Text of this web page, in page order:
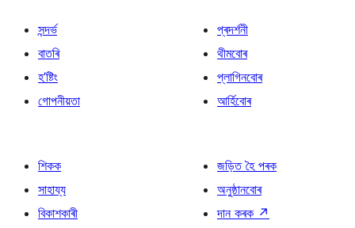
সন্দৰ্ভ
বাতৰি
হ’ষ্টিং
গোপনীয়তা
প্ৰদৰ্শনী
থীমবোৰ
প্লাগিনবোৰ
আৰ্হিবোৰ
শিকক
সাহায্য
বিকাশকাৰী
জড়িত হৈ পৰক
অনুষ্ঠানবোৰ
দান কৰক ↗